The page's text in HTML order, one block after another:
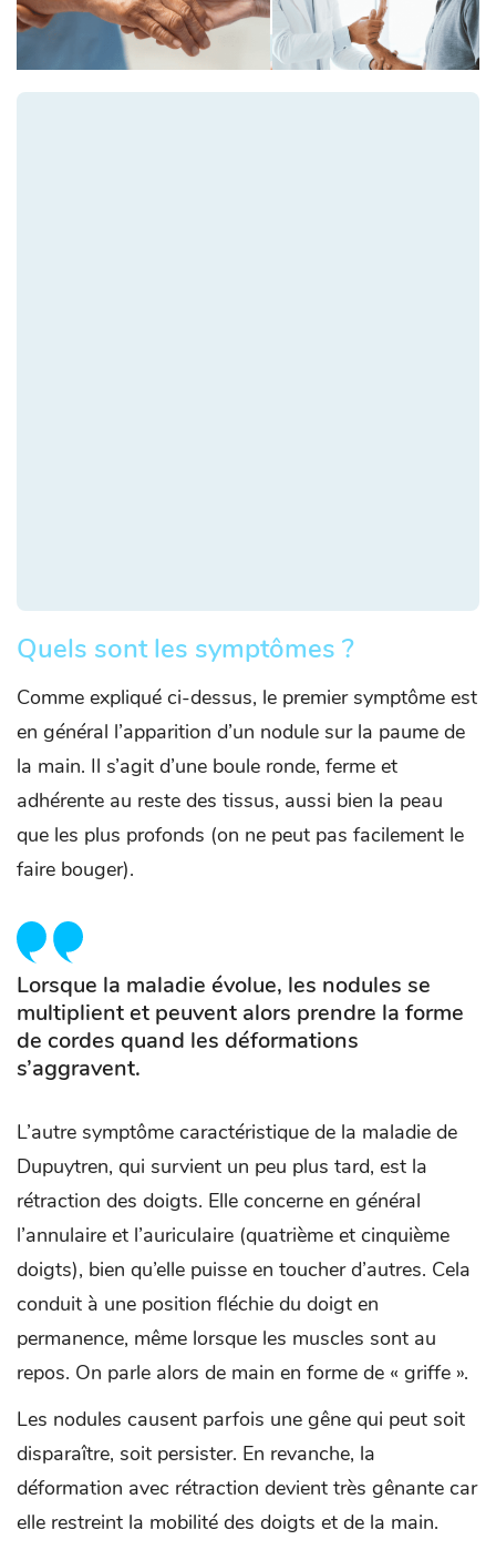
Quels sont les symptômes ?
Comme expliqué ci-dessus, le premier symptôme est
en général l’apparition d’un nodule sur la paume de
la main. Il s’agit d’une boule ronde, ferme et
adhérente au reste des tissus, aussi bien la peau
que les plus profonds (on ne peut pas facilement le
faire bouger).
Lorsque la maladie évolue, les nodules se
multiplient et peuvent alors prendre la forme
de cordes quand les déformations
s’aggravent.
L’autre symptôme caractéristique de la maladie de
Dupuytren, qui survient un peu plus tard, est la
rétraction des doigts. Elle concerne en général
l’annulaire et l’auriculaire (quatrième et cinquième
doigts), bien qu’elle puisse en toucher d’autres. Cela
conduit à une position fléchie du doigt en
permanence, même lorsque les muscles sont au
repos. On parle alors de main en forme de « griffe ».
Les nodules causent parfois une gêne qui peut soit
disparaître, soit persister. En revanche, la
déformation avec rétraction devient très gênante car
elle restreint la mobilité des doigts et de la main.